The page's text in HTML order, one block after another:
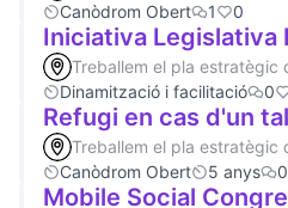
Canòdrom Obert
1 0
Iniciativa Legislativa
Treballem el pla estratègic
Dinamització i facilitació
0
Refugi en cas d'un
Treballem el pla estratègic
Canòdrom Obert
5 anys 0
Mobile Social